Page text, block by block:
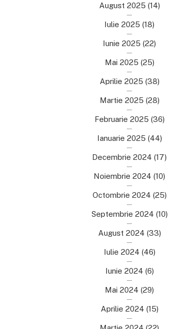
August 2025 (14)
Iulie 2025 (18)
Iunie 2025 (22)
Mai 2025 (25)
Aprilie 2025 (38)
Martie 2025 (28)
Februarie 2025 (36)
Ianuarie 2025 (44)
Decembrie 2024 (17)
Noiembrie 2024 (10)
Octombrie 2024 (25)
Septembrie 2024 (10)
August 2024 (33)
Iulie 2024 (46)
Iunie 2024 (6)
Mai 2024 (29)
Aprilie 2024 (15)